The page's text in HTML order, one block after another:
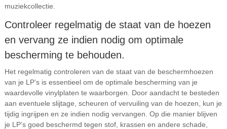
muziekcollectie.
Controleer regelmatig de staat van de hoezen
en vervang ze indien nodig om optimale
bescherming te behouden.
Het regelmatig controleren van de staat van de beschermhoezen
van je LP’s is essentieel om de optimale bescherming van je
waardevolle vinylplaten te waarborgen. Door aandacht te besteden
aan eventuele slijtage, scheuren of vervuiling van de hoezen, kun je
tijdig ingrijpen en ze indien nodig vervangen. Op die manier blijven
je LP’s goed beschermd tegen stof, krassen en andere schade,